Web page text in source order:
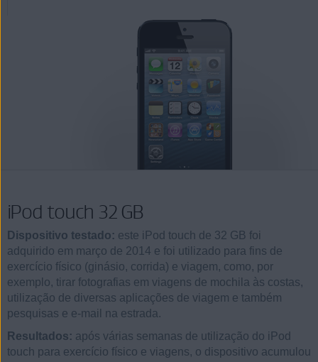
iPod touch 32 GB
Dispositivo testado: este iPod touch de 32 GB foi
adquirido em março de 2014 e foi utilizado para fins de
exercício físico (ginásio, corrida) e viagem, como, por
exemplo, tirar fotografias em viagens de mochila às costas,
utilização de diversas aplicações de viagem e também
pesquisas e e-mail na estrada.
Resultados: após várias semanas de utilização do iPod
touch para exercício físico e viagens, o dispositivo acumulou